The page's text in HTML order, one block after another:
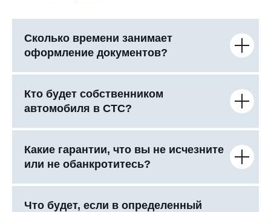
Сколько времени занимает
оформление документов?
Кто будет собственником
автомобиля в СТС?
Какие гарантии, что вы не исчезните
или не обанкротитесь?
Что будет, если в определенный